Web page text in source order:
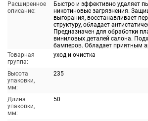
Расширенное
описание:
Быстро и эффективно удаляет
никотиновые загрязнения.
выгорания, восстанавливает
структуру, обладает
Предназначен для обработки
виниловых деталей салона.
бамперов. Обладает приятным
Товарная
группа:
уход и очистка
Высота
упаковки,
мм:
235
Длина
упаковки,
мм:
50